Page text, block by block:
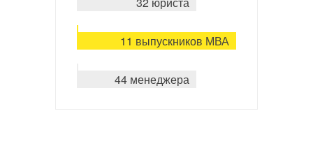
11 выпускников МВА
44 менеджера